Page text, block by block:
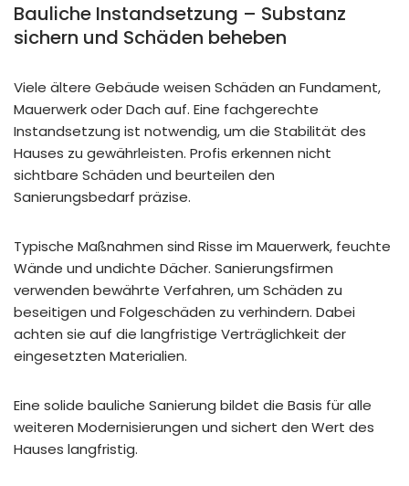
Bauliche Instandsetzung – Substanz
sichern und Schäden beheben
Viele ältere Gebäude weisen Schäden an Fundament,
Mauerwerk oder Dach auf. Eine fachgerechte
Instandsetzung ist notwendig, um die Stabilität des
Hauses zu gewährleisten. Profis erkennen nicht
sichtbare Schäden und beurteilen den
Sanierungsbedarf präzise.
Typische Maßnahmen sind Risse im Mauerwerk, feuchte
Wände und undichte Dächer. Sanierungsfirmen
verwenden bewährte Verfahren, um Schäden zu
beseitigen und Folgeschäden zu verhindern. Dabei
achten sie auf die langfristige Verträglichkeit der
eingesetzten Materialien.
Eine solide bauliche Sanierung bildet die Basis für alle
weiteren Modernisierungen und sichert den Wert des
Hauses langfristig.